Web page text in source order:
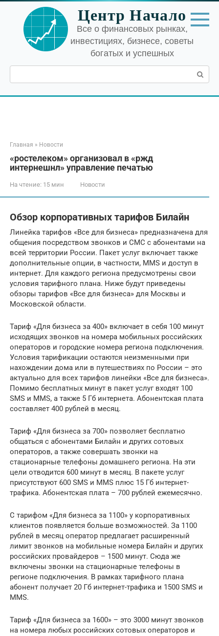
Перейти
контенту
Центр Начало
Все о финансовых рынках,
инвестициях, бизнесе, советы
богатых и успешных
Поиск:
Главная » Новости
«ростелеком» организовал в «ржд
интернешнл» управление печатью
На чтение: 15 мин Новости
Обзор корпоративных тарифов Билайн
Линейка тарифов «Все для бизнеса» предназначена для
общения посредством звонков и СМС с абонентами на
всей территории России. Пакет услуг включает также
дополнительные опции, в частности, MMS и доступ в
интернет. Для каждого региона предусмотрены свои
условия тарифного плана. Ниже будут приведены
обзоры тарифов «Все для бизнеса» для Москвы и
Московской области.
Тариф «Для бизнеса за 400» включает в себя 100 минут
исходящих звонков на номера мобильных российских
операторов и городские номера региона подключения.
Условия тарификации остаются неизменными при
нахождении дома или в путешествиях по России – это
актуально для всех тарифов линейки «Все для бизнеса».
Помимо бесплатных минут в пакет услуг входят 100
SMS и MMS, а также 5 Гб интернета. Абонентская плата
составляет 400 рублей в месяц.
Тариф «Для бизнеса за 700» позволяет бесплатно
общаться с абонентами Билайн и других сотовых
операторов, а также совершать звонки на
стационарные телефоны домашнего региона. На эти
цели отводится 600 минут в месяц. В пакете услуг
присутствуют 600 SMS и MMS плюс 15 Гб интернет-
трафика. Абонентская плата – 700 рублей ежемесячно.
С тарифом «Для бизнеса за 1100» у корпоративных
клиентов появляется больше возможностей. За 1100
рублей в месяц оператор предлагает расширенный
лимит звонков на мобильные номера Билайн и других
российских провайдеров – 1500 минут. Сюда же
включены звонки на стационарные телефоны в
регионе подключения. В рамках тарифного плана
абонент получает 20 Гб интернет-трафика и 1500 SMS и
MMS.
Тариф «Для бизнеса за 1600» – это 3000 минут звонков
на номера любых российских сотовых операторов и